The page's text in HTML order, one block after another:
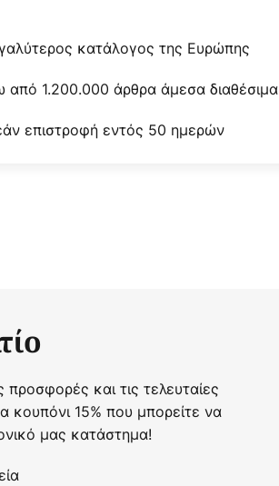
κατάλογος της Ευρώπης
από 1.200.000 άρθρα άμεσα διαθέσιμα
επιστροφή εντός 50 ημερών
και τις τελευταίες
κουπόνι 15% που μπορείτε να
μας κατάστημα!